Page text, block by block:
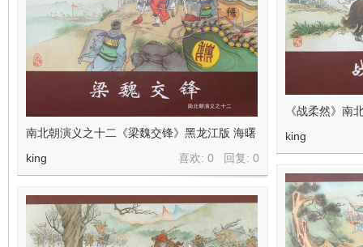
《战柔然》南
king
南北朝演义之十二《梁魏交锋》黑龙江版 海曙
喜欢: 0 回复: 0
king